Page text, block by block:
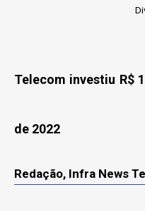
Telecom investiu R$
de 2022
Redação, Infra News